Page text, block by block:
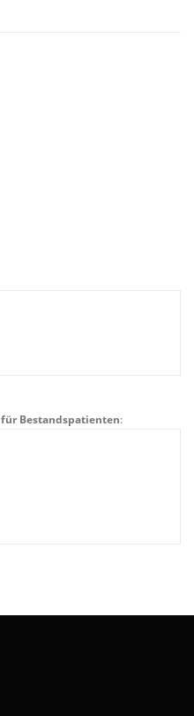
für Bestandspatienten: